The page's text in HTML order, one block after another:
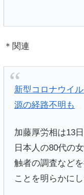
＊関連
新型コロナウイ
源の経路不明も
加藤厚労相は13
日本人の80代の
触者の調査など
ことを明らかにし